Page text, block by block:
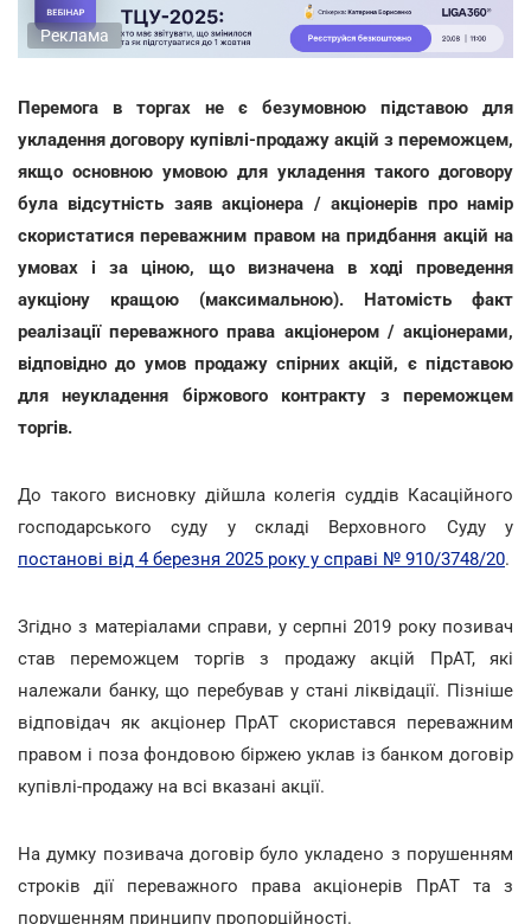
Реклама
Перемога в торгах не є безумовною підставою для
укладення договору купівлі-продажу акцій з переможцем,
якщо основною умовою для укладення такого договору
була відсутність заяв акціонера / акціонерів про намір
скористатися переважним правом на придбання акцій на
умовах і за ціною, що визначена в ході проведення
аукціону кращою (максимальною). Натомість факт
реалізації переважного права акціонером / акціонерами,
відповідно до умов продажу спірних акцій, є підставою
для неукладення біржового контракту з переможцем
торгів.
До такого висновку дійшла колегія суддів Касаційного
господарського суду у складі Верховного Суду у
постанові від 4 березня 2025 року у справі № 910/3748/20.
Згідно з матеріалами справи, у серпні 2019 року позивач
став переможцем торгів з продажу акцій ПрАТ, які
належали банку, що перебував у стані ліквідації. Пізніше
відповідач як акціонер ПрАТ скористався переважним
правом і поза фондовою біржею уклав із банком договір
купівлі-продажу на всі вказані акції.
На думку позивача договір було укладено з порушенням
строків дії переважного права акціонерів ПрАТ та з
порушенням принципу пропорційності.